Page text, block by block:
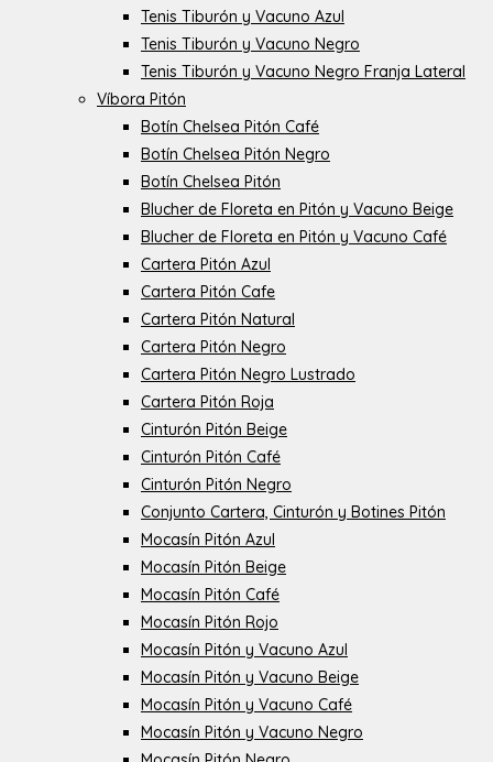
Tenis Tiburón y Vacuno Azul
Tenis Tiburón y Vacuno Negro
Tenis Tiburón y Vacuno Negro Franja Lateral
Víbora Pitón
Botín Chelsea Pitón Café
Botín Chelsea Pitón Negro
Botín Chelsea Pitón
Blucher de Floreta en Pitón y Vacuno Beige
Blucher de Floreta en Pitón y Vacuno Café
Cartera Pitón Azul
Cartera Pitón Cafe
Cartera Pitón Natural
Cartera Pitón Negro
Cartera Pitón Negro Lustrado
Cartera Pitón Roja
Cinturón Pitón Beige
Cinturón Pitón Café
Cinturón Pitón Negro
Conjunto Cartera, Cinturón y Botines Pitón
Mocasín Pitón Azul
Mocasín Pitón Beige
Mocasín Pitón Café
Mocasín Pitón Rojo
Mocasín Pitón y Vacuno Azul
Mocasín Pitón y Vacuno Beige
Mocasín Pitón y Vacuno Café
Mocasín Pitón y Vacuno Negro